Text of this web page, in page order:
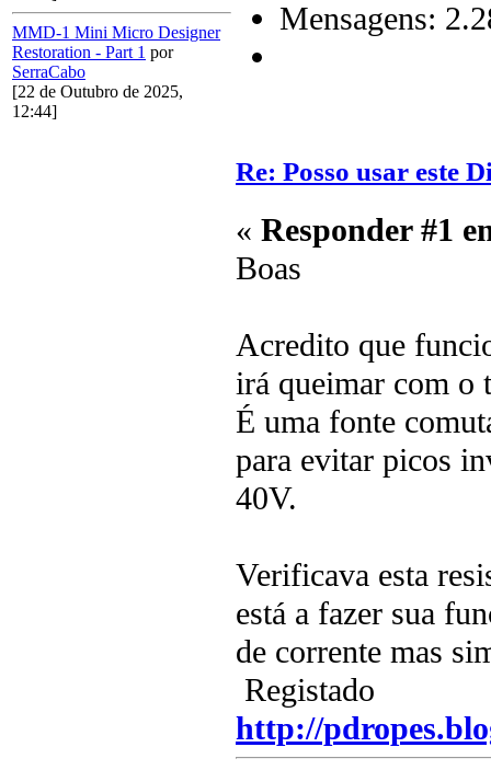
MMD-1 Mini Micro Designer
Restoration - Part 1 por
SerraCabo
[22 de Outubro de 2025,
12:44]
Mensagens:
Re: Posso usar este
« Responder #1
Boas
Acredito que
irá queimar com o
É uma fonte
para evitar picos
40V.
Verificava esta
está a fazer sua
de corrente mas
Registado
http://